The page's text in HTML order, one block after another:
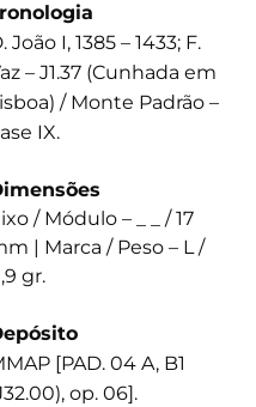
João I, 1385 – 1433; F.
– J1.37 (Cunhada em
/ Monte Padrão –
IX.
/ Módulo – _ _ / 17
| Marca / Peso – L /
gr.
[PAD. 04 A, B1
op. 06].